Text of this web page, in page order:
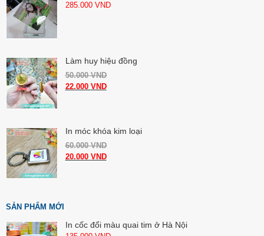
285.000 VND
Làm huy hiệu đồng
50.000VND
22.000 VND
In móc khóa kim loại
60.000VND
20.000 VND
SẢN PHẨM MỚI
In cốc đổi màu quai tim ở Hà Nội